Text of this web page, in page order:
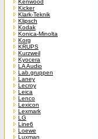
Kenwood
Kicker
Klark-Teknik
Klipsch
Kodak
Konica-Minolta
Korg
KRUPS
Kurzweil
Kyocera
LA Audio
Lab.gruppen
Laney
Lecroy
Leica
Lenco
Lexicon
Lexmark
LG
Line6
Loewe
Luxman